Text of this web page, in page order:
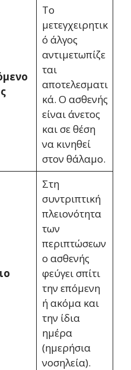
Το
μετεγχειρητικ
ό άλγος
αντιμετωπίζε
ται
αποτελεσματι
κά. Ο ασθενής
είναι άνετος
και σε θέση
να κινηθεί
στον θάλαμο.
Στη
συντριπτική
πλειονότητα
των
περιπτώσεων
ο ασθενής
φεύγει σπίτι
την επόμενη
ή ακόμα και
την ίδια
ημέρα
(ημερήσια
νοσηλεία).